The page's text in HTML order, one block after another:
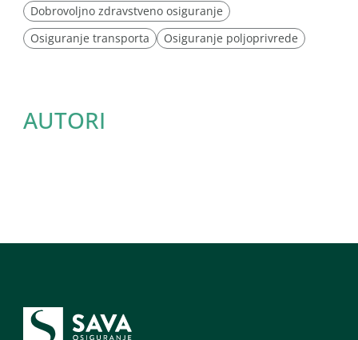
Dobrovoljno zdravstveno osiguranje
Osiguranje transporta
Osiguranje poljoprivrede
AUTORI